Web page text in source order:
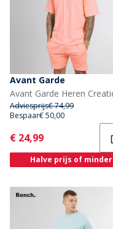
Avant Garde
Adviesprijs€ 74,99
Bespaar€ 50,00
Current
€ 24,99
Halve prijs of minder